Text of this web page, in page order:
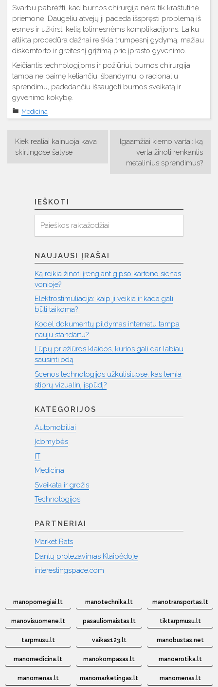
Svarbu pabrėžti, kad burnos chirurgija nėra tik kraštutinė
priemonė. Daugeliu atvejų ji padeda išspręsti problemą iš
esmės ir užkirsti kelią tolimesnėms komplikacijoms. Laiku
atlikta procedūra dažnai reiškia trumpesnį gydymą, mažiau
diskomforto ir greitesnį grįžimą prie įprasto gyvenimo.
Keičiantis technologijoms ir požiūriui, burnos chirurgija
tampa ne baimę keliančiu išbandymu, o racionaliu
sprendimu, padedančiu išsaugoti burnos sveikatą ir
gyvenimo kokybę.
Medicina
Navigacija
tarp
Kiek realiai kainuoja kava
skirtingose šalyse
Ilgaamžiai kiemo vartai: ką
verta žinoti renkantis
metalinius sprendimus?
IEŠKOTI
Ieškoti
NAUJAUSI ĮRAŠAI
Ką reikia žinoti įrengiant gipso kartono sienas
vonioje?
Elektrostimuliacija: kaip ji veikia ir kada gali
būti taikoma?
Kodėl dokumentų pildymas internetu tampa
nauju standartu?
Lūpų priežiūros klaidos, kurios gali dar labiau
sausinti odą
Scenos technologijos užkulisiuose: kas lemia
stiprų vizualinį įspūdį?
KATEGORIJOS
Automobiliai
Įdomybės
IT
Medicina
Sveikata ir grožis
Technologijos
PARTNERIAI
Market Rats
Dantų protezavimas Klaipėdoje
interestingspace.com
manopomegiai.lt manotechnika.lt manotransportas.lt
manovisuomene.lt pasauliomaistas.lt tiktarpmusu.lt
tarpmusu.lt vaikas123.lt manobustas.net
manomedicina.lt manokompasas.lt manoerotika.lt
manomenas.lt manomarketingas.lt manomenas.lt